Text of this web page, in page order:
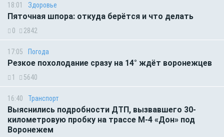
18:01 Здоровье
Пяточная шпора: откуда берётся и что делать
0 2842
17:05 Погода
Резкое похолодание сразу на 14° ждёт воронежцев
1 5640
16:40 Транспорт
Выяснились подробности ДТП, вызвавшего 30-
километровую пробку на трассе М-4 «Дон» под
Воронежем